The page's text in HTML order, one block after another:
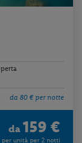
da 80 € per notte
da 159 €
per unità per 2 notti